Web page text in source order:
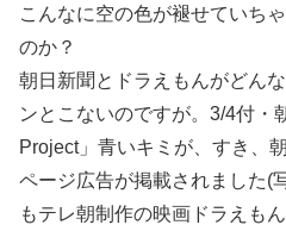
こんなに空の色が褪せていち
のか？
朝日新聞とドラえもんがどん
ンとこないのですが。3/4付・
Project」青いキミが、すき、
ページ広告が掲載されました(
もテレ朝制作の映画ドラえも